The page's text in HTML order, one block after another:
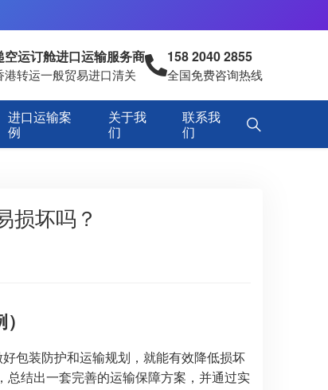
运订舱进口运输服务商
转运一般贸易进口清关
158 2040 2855
全国免费咨询热线
进口运输案
例
关于我
们
联系我
们
损坏吗？
包装防护和运输规划，就能有效降低损坏
总结出一套完善的运输保障方案，并通过实